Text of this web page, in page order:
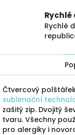
Rychlé
Čtvercový
sublimační
zašitý zip. Dvojitý
tvaru. Všechny
pro alergiky i